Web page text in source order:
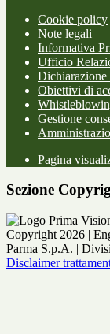
Cookie policy
Note legali
Informativa
Ufficio
Dichiarazione
Obiettivi di
Gestione
Pagina
Sezione
Copyright 2026 |
Parma S.p.A. |
Disclaimer